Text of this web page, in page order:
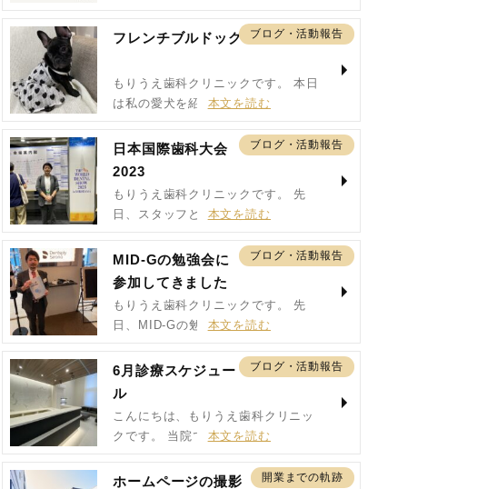
フレンチブルドッグ
もりうえ歯科クリニックです。 本日
は私の愛犬を紹介…
ブログ・活動報告
日本国際歯科大会
2023
もりうえ歯科クリニックです。 先
日、スタッフとパシ…
ブログ・活動報告
MID-Gの勉強会に
参加してきました
もりうえ歯科クリニックです。 先
日、MID-Gの勉…
ブログ・活動報告
6月診療スケジュー
ル
こんにちは、もりうえ歯科クリニッ
クです。 当院です…
ブログ・活動報告
ホームページの撮影
開業までの軌跡